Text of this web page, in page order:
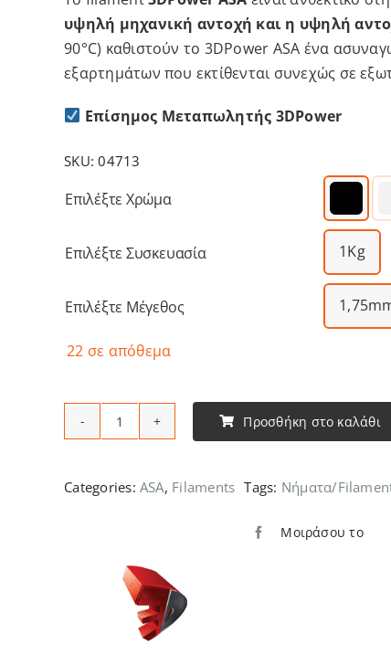
υψηλή μηχανική αντοχή και η υψηλή
90°C) καθιστούν το 3DPower ASA ένα
εξαρτημάτων που εκτίθενται συνεχώς σε
Επίσημος Μεταπωλητής 3DPower
SKU:04713
Επιλέξτε Χρώμα
Επιλέξτε Συσκευασία 1Kg
Επιλέξτε Μέγεθος
22 σε απόθεμα
3DPower
ASA
Προσθήκη στο καλάθι
Categories: ASA, Filaments Tags: Νήματα/
Μοιράσου το